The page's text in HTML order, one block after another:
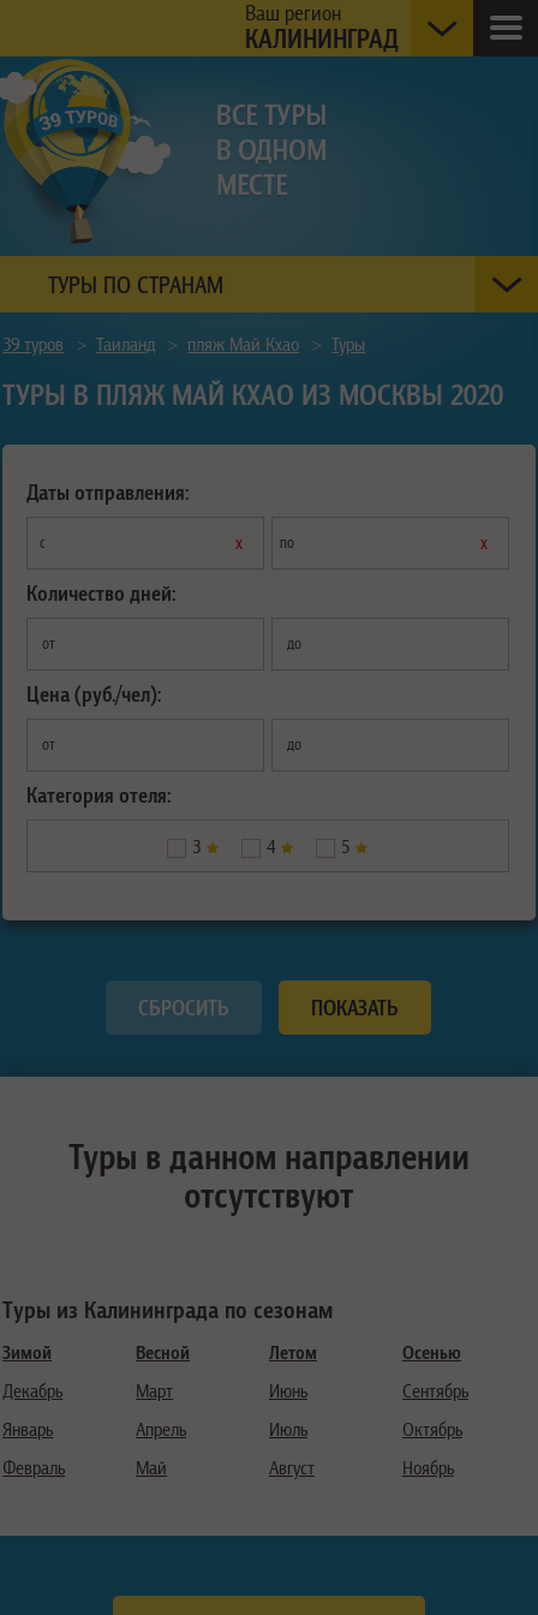
Ваш регион
КАЛИНИНГРАД
ТУРЫ ПО СТРАНАМ
39 туров > Таиланд > пляж Май Кхао > Туры
ТУРЫ В ПЛЯЖ МАЙ КХАО ИЗ МОСКВЫ 2020
Даты отправления:
с х по х
Количество дней:
от до
Цена (руб./чел):
от до
Категория отеля:
3 4 5
Туры в данном направлении
отсутствуют
Туры из Калининграда по сезонам
Зимой
Декабрь
Январь
Февраль
Весной
Март
Апрель
Май
Летом
Июнь
Июль
Август
Осенью
Сентябрь
Октябрь
Ноябрь